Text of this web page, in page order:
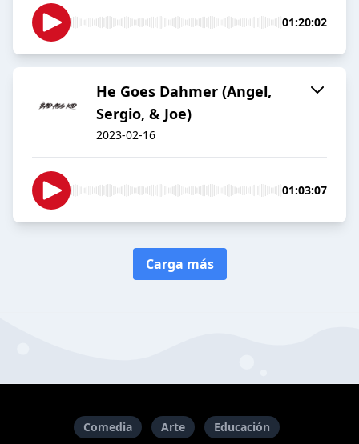
01:20:02
He Goes Dahmer (Angel,
Sergio, & Joe)
2023-02-16
01:03:07
Carga más
Comedia Arte Educación